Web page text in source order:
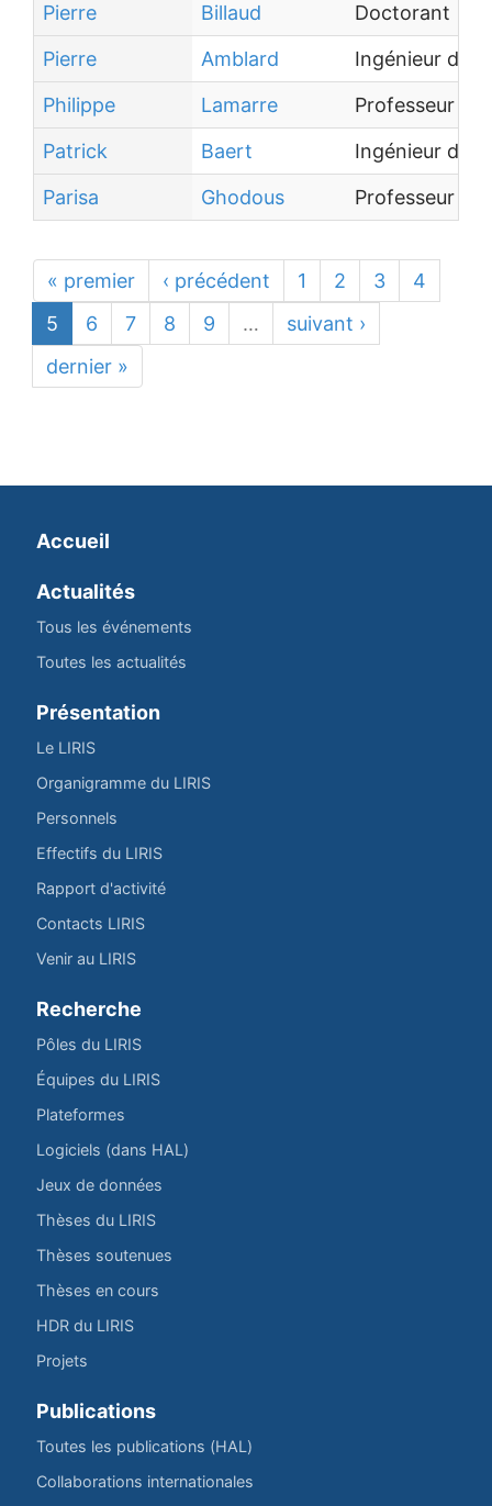
Pierre
Billaud
Doctorant
Pierre
Amblard
Ingénieur
Philippe
Lamarre
Professeur
Patrick
Baert
Ingénieur de
Parisa
Ghodous Professeur
« premier ‹ précédent 1 2 3
4
5
6 7 8 9 …
suivant ›
dernier »
Accueil
Actualités
Tous les événements
Toutes les actualités
Présentation
Le LIRIS
Organigramme du LIRIS
Personnels
Effectifs du LIRIS
Rapport d'activité
Contacts LIRIS
Venir au LIRIS
Recherche
Pôles du LIRIS
Équipes du LIRIS
Plateformes
Logiciels (dans HAL)
Jeux de données
Thèses du LIRIS
Thèses soutenues
Thèses en cours
HDR du LIRIS
Projets
Publications
Toutes les publications (HAL)
Collaborations internationales